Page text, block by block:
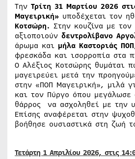
Την Τρίτη 31 Μαρτίου 2026
Μαγειρική» υποδέχεται τον
Κοτσώρη. Στην κουζίνα με
αξιοποιούν δεντρολίβανο
άρωμα και μήλα Καστοριάς ΠΟΠ
φρεσκάδα και ισορροπία στα
Ο Αλέξιος Κοτσώρης θυμάται
μαγειρεύει μετά την
στην «ΠΟΠ Μαγειρική», μιλά
και τον Πύργο όπου μεγάλωσε
θάρρος να ασχοληθεί με την
Επίσης αναφέρεται στην
βοήθησε ουσιαστικά στη ζωή
Τετάρτη 1 Απριλίου 2026, στις